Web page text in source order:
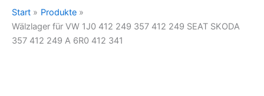
Start
Produkte
Wälzlager für VW 1J0 412 249 357 412 249 SEAT SKODA
357 412 249 A 6R0 412 341
Menge